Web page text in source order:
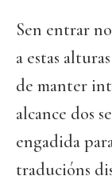
Sen entrar
a estas
de manter
alcance dos
engadida
traducións